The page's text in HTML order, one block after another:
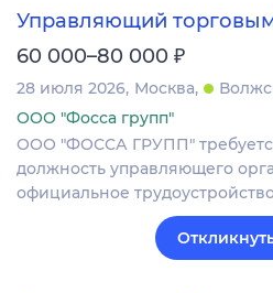
Управляющий
60 000–80 000 ₽
28 июля 2026 Москва
ООО "Фосса групп"
ООО "ФОССА ГРУПП"
должность управляющего
официальное